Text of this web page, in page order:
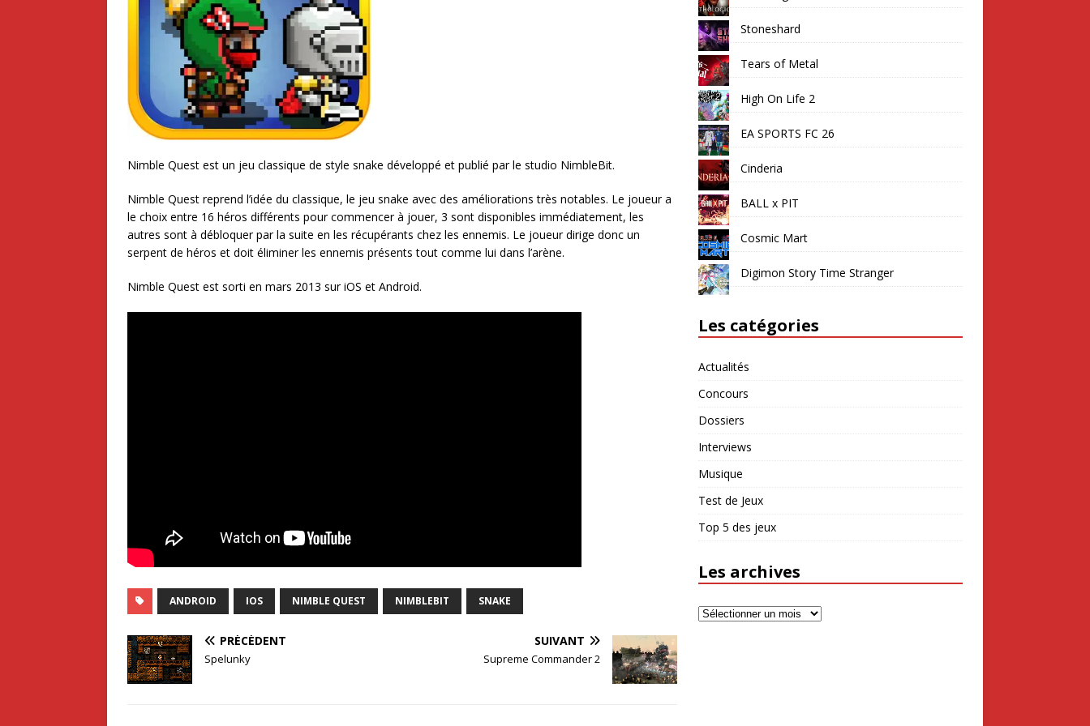
Nimble Quest est un jeu classique de style snake développé et publié par le studio NimbleBit.
Nimble Quest reprend l’idée du classique, le jeu snake avec des améliorations très notables. Le joueur a
le choix entre 16 héros différents pour commencer à jouer, 3 sont disponibles immédiatement, les
autres sont à débloquer par la suite en les récupérants chez les ennemis. Le joueur dirige donc un
serpent de héros et doit éliminer les ennemis présents tout comme lui dans l’arène.
Nimble Quest est sorti en mars 2013 sur iOS et Android.
ANDROID IOS NIMBLE QUEST NIMBLEBIT SNAKE
PRÉCÉDENT
Spelunky
SUIVANT
Supreme Commander 2
Stoneshard
Tears of Metal
High On Life 2
EA SPORTS FC 26
Cinderia
BALL x PIT
Cosmic Mart
Digimon Story Time Stranger
Les catégories
Actualités
Concours
Dossiers
Interviews
Musique
Test de Jeux
Top 5 des jeux
Les archives